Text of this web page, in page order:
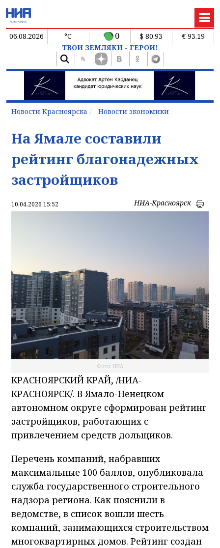
06.08.2026 °C 0 $ 80.93
€ 93.19
ТВОИ ЗЕМЛЯКИ - ГЕРОИ!
Новости Красноярска Новости экономики
На Ямале составили
рейтинг благонадежных
застройщиков
10.04.2026 15:52 НИА-Красноярск
Фото: НИА
КРАСНОЯРСКИЙ КРАЙ, /НИА-
КРАСНОЯРСК/. В Ямало-Ненецком
автономном округе сформирован рейтинг
застройщиков, работающих с
привлечением средств дольщиков.
Перечень компаний, набравших
максимальные 100 баллов, опубликовала
служба государственного строительного
надзора региона. Как пояснили в
ведомстве, в список вошли шесть
компаний, занимающихся строительством
многоквартирных домов. Рейтинг создан